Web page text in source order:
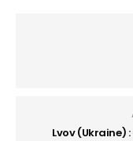
Lvov (Ukraine)